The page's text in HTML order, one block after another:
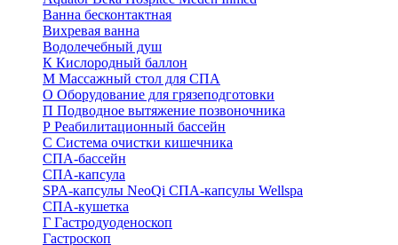
Ванна бесконтактная
Вихревая ванна
Водолечебный душ
К Кислородный баллон
М Массажный стол для СПА
О Оборудование для грязеподготовки
П Подводное вытяжение позвоночника
Р Реабилитационный бассейн
С Система очистки кишечника
СПА-бассейн
СПА-капсула
SPA-капсулы NeoQi СПА-капсулы Wellspa
СПА-кушетка
Г Гастродуоденоскоп
Гастроскоп